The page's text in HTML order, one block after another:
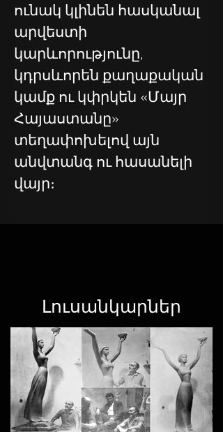
ունակ կլինեն հասկանալ
արվեստի
կարևորությունը,
կդրսևորեն քաղաքական
կամք ու կփրկեն «Մայր
Հայաստանը»
տեղափոխելով այն
անվտանգ ու հասանելի
վայր։
Լուսանկարներ